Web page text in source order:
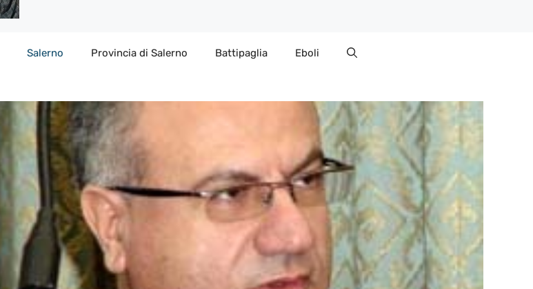
Salerno Provincia di Salerno Battipaglia Eboli